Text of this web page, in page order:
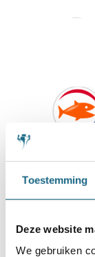
Toestemming
Deze website
We gebruiken